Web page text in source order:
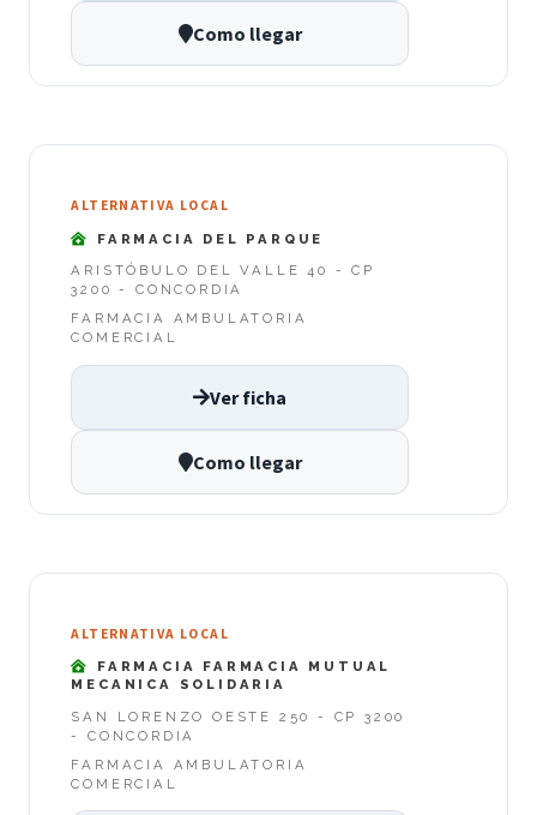
Como llegar
ALTERNATIVA LOCAL
FARMACIA DEL PARQUE
ARISTÓBULO DEL VALLE 40 - CP
3200 - CONCORDIA
FARMACIA AMBULATORIA
COMERCIAL
Ver ficha
Como llegar
ALTERNATIVA LOCAL
FARMACIA FARMACIA MUTUAL
MECANICA SOLIDARIA
SAN LORENZO OESTE 250 - CP 3200
- CONCORDIA
FARMACIA AMBULATORIA
COMERCIAL